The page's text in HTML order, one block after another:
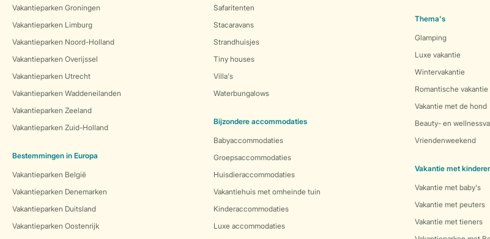
Vakantieparken Groningen
Vakantieparken Limburg
Vakantieparken Noord-Holland
Vakantieparken Overijssel
Vakantieparken Utrecht
Vakantieparken Waddeneilanden
Vakantieparken Zeeland
Vakantieparken Zuid-Holland
Bestemmingen in Europa
Vakantieparken België
Vakantieparken Denemarken
Vakantieparken Duitsland
Vakantieparken Oostenrijk
Safaritenten
Stacaravans
Strandhuisjes
Tiny houses
Villa's
Waterbungalows
Bijzondere accommodaties
Babyaccommodaties
Groepsaccommodaties
Huisdieraccommodaties
Vakantiehuis met omheinde tuin
Kinderaccommodaties
Luxe accommodaties
Thema's
Glamping
Luxe vakantie
Wintervakantie
Romantische vakantie
Vakantie met de hond
Beauty- en
Vriendenweekend
Vakantie met
Vakantie met baby's
Vakantie met peuters
Vakantie met tieners